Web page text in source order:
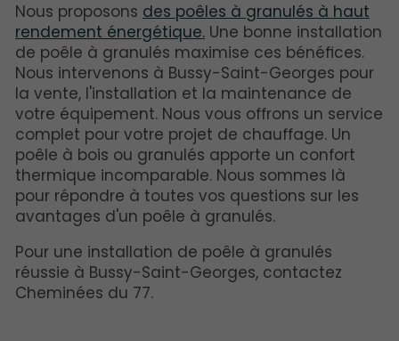
Nous proposons des poêles à granulés à haut
rendement énergétique. Une bonne installation
de poêle à granulés maximise ces bénéfices.
Nous intervenons à Bussy-Saint-Georges pour
la vente, l'installation et la maintenance de
votre équipement. Nous vous offrons un service
complet pour votre projet de chauffage. Un
poêle à bois ou granulés apporte un confort
thermique incomparable. Nous sommes là
pour répondre à toutes vos questions sur les
avantages d'un poêle à granulés.
Pour une installation de poêle à granulés
réussie à Bussy-Saint-Georges, contactez
Cheminées du 77.